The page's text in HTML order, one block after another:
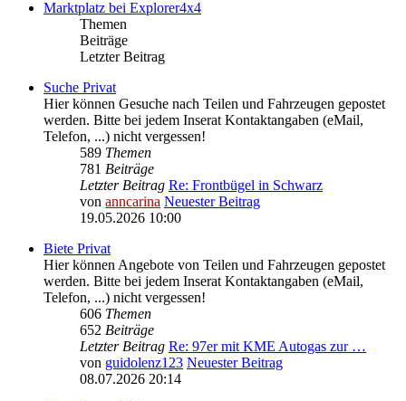
Marktplatz bei Explorer4x4
Themen
Beiträge
Letzter Beitrag
Suche Privat
Hier können Gesuche nach Teilen und Fahrzeugen gepostet
werden. Bitte bei jedem Inserat Kontaktangaben (eMail,
Telefon, ...) nicht vergessen!
589 Themen
781 Beiträge
Letzter Beitrag Re: Frontbügel in Schwarz
von anncarina Neuester Beitrag
19.05.2026 10:00
Biete Privat
Hier können Angebote von Teilen und Fahrzeugen gepostet
werden. Bitte bei jedem Inserat Kontaktangaben (eMail,
Telefon, ...) nicht vergessen!
606 Themen
652 Beiträge
Letzter Beitrag Re: 97er mit KME Autogas zur …
von guidolenz123 Neuester Beitrag
08.07.2026 20:14